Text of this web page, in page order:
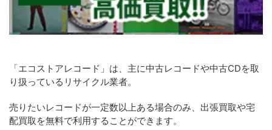
「エコストアレコード」は、主に中古レコードや中古CDを取
り扱っているリサイクル業者。
売りたいレコードが一定数以上ある場合のみ、出張買取や宅
配買取を無料で利用することができます。